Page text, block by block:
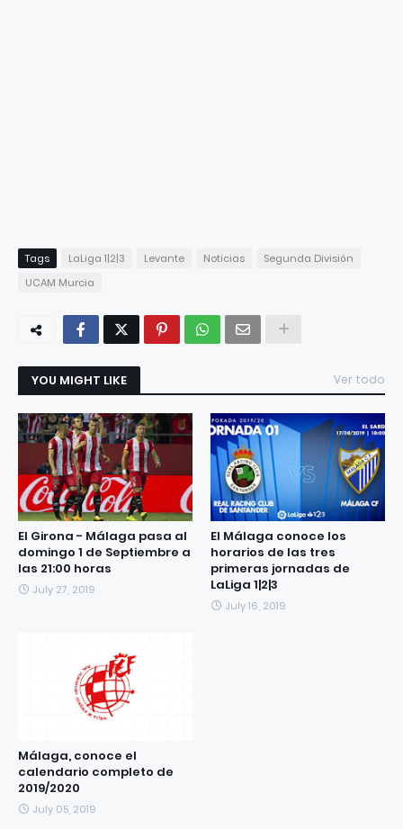
Tags LaLiga 1|2|3 Levante Noticias
Segunda División
UCAM Murcia
YOU MIGHT LIKE Ver todo
El Girona - Málaga pasa al
domingo 1 de Septiembre a
las 21:00 horas
July 27, 2019
El Málaga conoce los
horarios de las tres
primeras jornadas de
LaLiga 1|2|3
July 16, 2019
Málaga, conoce el
calendario completo de
2019/2020
July 05, 2019